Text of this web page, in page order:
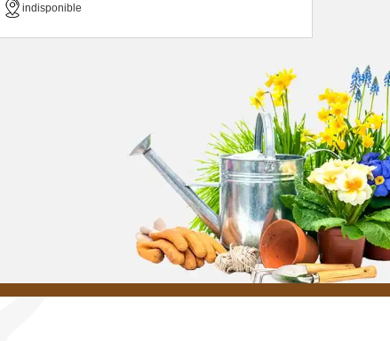
indisponible